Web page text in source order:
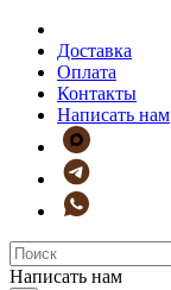
Доставка
Оплата
Контакты
Написать нам
Написать нам